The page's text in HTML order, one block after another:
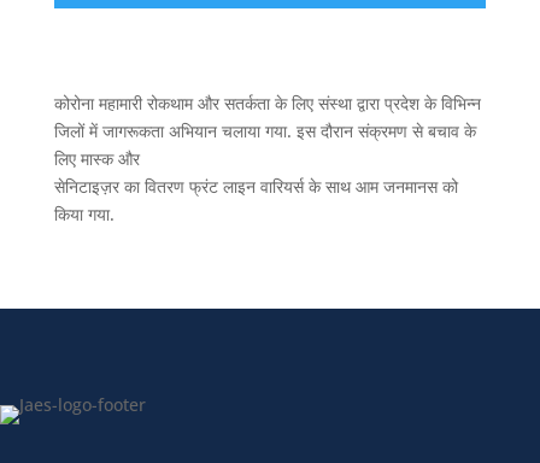
कोरोना महामारी रोकथाम और सतर्कता के लिए संस्था द्वारा प्रदेश के विभिन्न
जिलों में जागरूकता अभियान चलाया गया. इस दौरान संक्रमण से बचाव के
लिए मास्क और
सेनिटाइज़र का वितरण फ्रंट लाइन वारियर्स के साथ आम जनमानस को
किया गया.